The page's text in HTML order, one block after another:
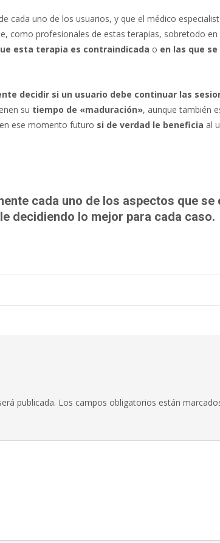
de cada uno de los usuarios, y que el médico
como profesionales de estas terapias, sobretodo en
esta terapia es contraindicada o en las que
decidir si un usuario debe continuar las
su tiempo de «maduración», aunque también
en ese momento futuro si de verdad le beneficia al
cada uno de los aspectos que
decidiendo lo mejor para cada caso.
publicada. Los campos obligatorios están